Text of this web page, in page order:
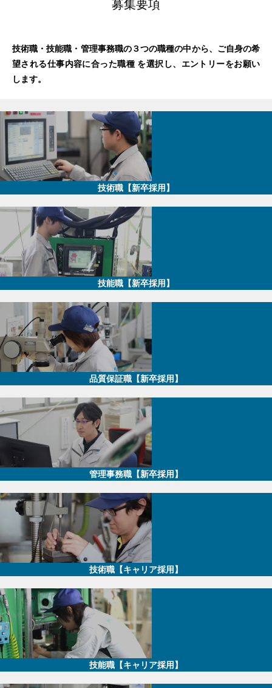
募集要項
技術職・技能職・管理事務職の３つの職種の中から、ご自身の希
望される仕事内容に合った職種 を選択し、エントリーをお願い
します。
技術職【新卒採用】
技能職【新卒採用】
品質保証職【新卒採用】
管理事務職【新卒採用】
技術職【キャリア採用】
技能職【キャリア採用】